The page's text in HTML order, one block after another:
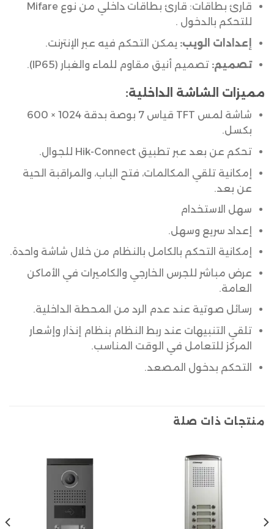
قارئ بطاقات: قارئ بطاقات داخلي من نوع Mifare
للتحكم بالدخول .
إعدادات الويب: يمكن التحكم فيه عبر الإنترنت.
تصميم: تصميم أنيق مقاوم للماء والغبار (IP65).
مميزات الشاشة الداخلية:
شاشة لمس TFT قياس 7 بوصة بدقة 1024 × 600
بكسل.
تحكم عن بعد عبر تطبيق Hik-Connect للجوال.
إمكانية تلقي المكالمات، فتح الباب، والمراقبة الحية
عن بعد.
سهل الاستخدام
إعداد سريع وسهل.
إمكانية التحكم بالكامل بالنظام من خلال شاشة واحدة.
عرض مباشر للجرس الخارجي والكاميرات في الأماكن
العامة.
رسائل صوتية عند عدم الرد من المحطة الداخلية.
تلقي التنبيهات عند ربط النظام بنظام إنذار وإشعار
المركز للتعامل في الوقت المناسب.
التحكم بدخول المصعد.
منتجات ذات صلة